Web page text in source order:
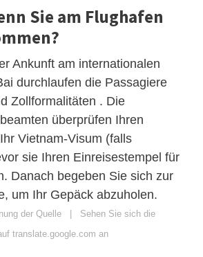
Sie am Flughafen
Ankunft am internationalen
durchlaufen die Passagiere
Zollformalitäten . Die
überprüfen Ihren
Vietnam-Visum (falls
sie Ihren Einreisestempel für
Danach begeben Sie sich zur
um Ihr Gepäck abzuholen.
der Quelle | Sehen Sie sich die
translate.google.com an